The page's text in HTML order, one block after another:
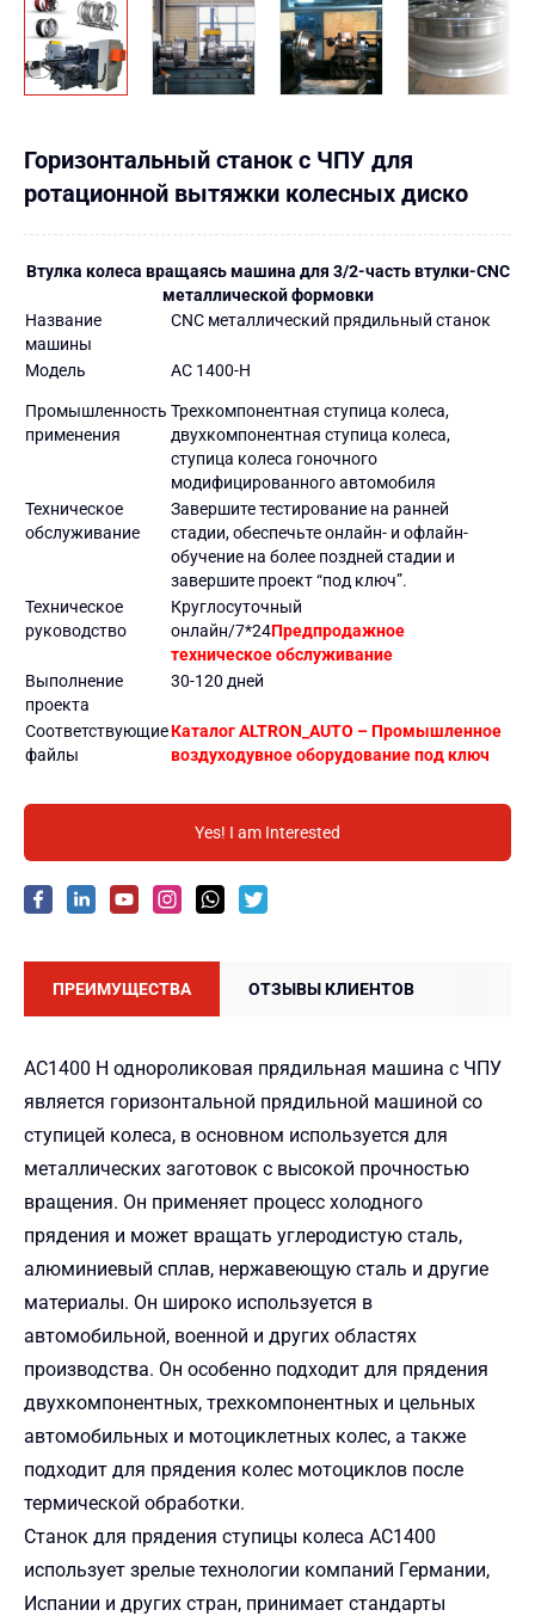
Горизонтальный станок с ЧПУ для
ротационной вытяжки колесных диско
Втулка колеса вращаясь машина для 3/2-часть втулки-CNC
металлической формовки
Название
машины
CNC металлический прядильный станок
Модель AC 1400-H
Промышленность
применения
Трехкомпонентная ступица колеса,
двухкомпонентная ступица колеса,
ступица колеса гоночного
модифицированного автомобиля
Техническое
обслуживание
Завершите тестирование на ранней
стадии, обеспечьте онлайн- и офлайн-
обучение на более поздней стадии и
завершите проект “под ключ”.
Техническое
руководство
Круглосуточный
онлайн/7*24Предпродажное
техническое обслуживание
Выполнение
проекта
30-120 дней
Соответствующие
файлы
Каталог ALTRON_AUTO – Промышленное
воздуходувное оборудование под ключ
Yes! I am Interested
ПРЕИМУЩЕСТВА ОТЗЫВЫ КЛИЕНТОВ
AC1400 H однороликовая прядильная машина с ЧПУ
является горизонтальной прядильной машиной со
ступицей колеса, в основном используется для
металлических заготовок с высокой прочностью
вращения. Он применяет процесс холодного
прядения и может вращать углеродистую сталь,
алюминиевый сплав, нержавеющую сталь и другие
материалы. Он широко используется в
автомобильной, военной и других областях
производства. Он особенно подходит для прядения
двухкомпонентных, трехкомпонентных и цельных
автомобильных и мотоциклетных колес, а также
подходит для прядения колес мотоциклов после
термической обработки.
Станок для прядения ступицы колеса AC1400
использует зрелые технологии компаний Германии,
Испании и других стран, принимает стандарты